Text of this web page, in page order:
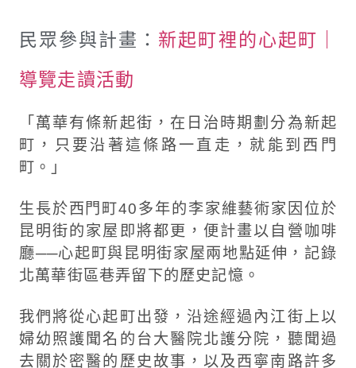
民眾參與計畫： 新起町裡的心起町｜
導覽走讀活動
「萬華有條新起街，在日治時期劃分為新起
町，只要沿著這條路一直走，就能到西門
町。」
生長於西門町40多年的李家維藝術家因位於
昆明街的家屋即將都更，便計畫以自營咖啡
廳──心起町與昆明街家屋兩地點延伸，記錄
北萬華街區巷弄留下的歷史記憶。
我們將從心起町出發，沿途經過內江街上以
婦幼照護聞名的台大醫院北護分院，聽聞過
去關於密醫的歷史故事，以及西寧南路許多